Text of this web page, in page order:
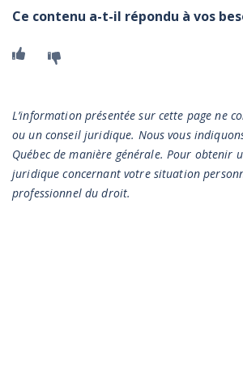
Ce contenu a-t-il répondu à vos
MISE EN GARDE
L’information présentée sur cette page ne
ou un conseil juridique. Nous vous
Québec de manière générale. Pour obtenir
juridique concernant votre situation
professionnel du droit.